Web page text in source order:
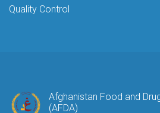
Quality Control
Afghanistan Food and
(AFDA)